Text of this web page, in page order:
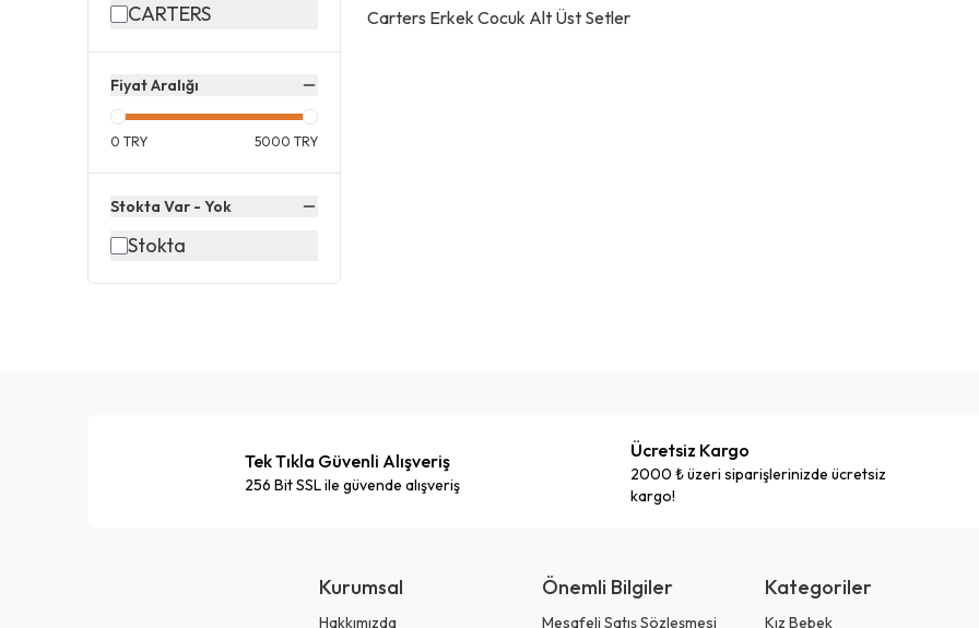
CARTERS
Fiyat Aralığı
0 TRY 5000 TRY
Stokta Var - Yok
Stokta
Carters Erkek Cocuk Alt Üst Setler
Tek Tıkla Güvenli Alışveriş
256 Bit SSL ile güvende alışveriş
Ücretsiz Kargo
2000 ₺ üzeri siparişlerinizde ücretsiz
kargo!
Kurumsal
Hakkımızda
Önemli Bilgiler
Mesafeli Satış Sözleşmesi
Kategoriler
Kız Bebek